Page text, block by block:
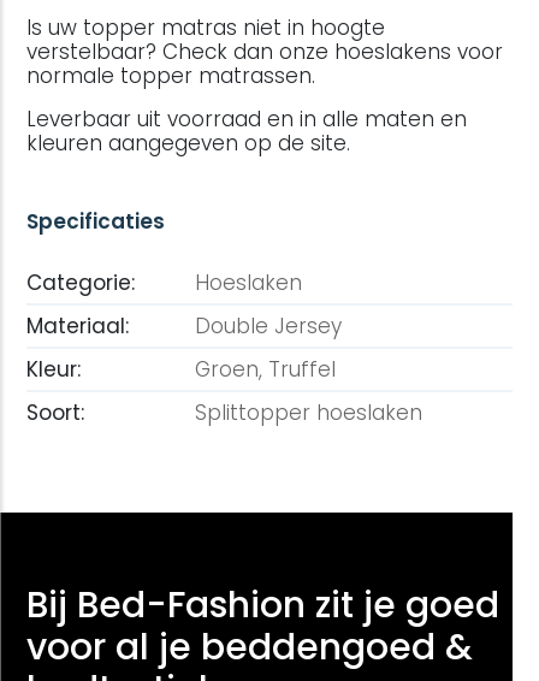
Is uw topper matras niet in hoogte
verstelbaar? Check dan onze hoeslakens voor
normale topper matrassen.
Leverbaar uit voorraad en in alle maten en
kleuren aangegeven op de site.
Specificaties
Categorie:
Hoeslaken
Materiaal:
Double Jersey
Kleur:
Groen, Truffel
Soort:
Splittopper hoeslaken
Bij Bed-Fashion zit je goed
voor al je beddengoed &